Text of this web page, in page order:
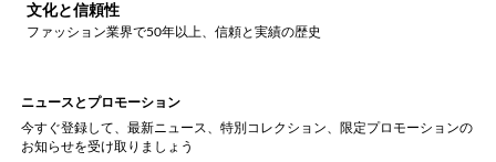
文化と信頼性
ファッション業界で50年以上、信頼と実績の歴史
ニュースとプロモーション
今すぐ登録して、最新ニュース、特別コレクション、限定プロモーションの
お知らせを受け取りましょう